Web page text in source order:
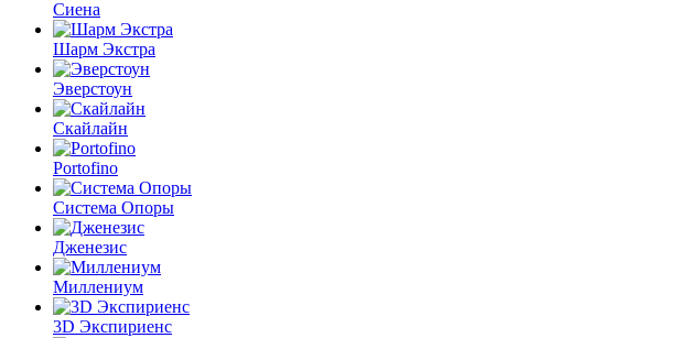
Сиена
Шарм Экстра
Эверстоун
Скайлайн
Portofino
Система Опоры
Дженезис
Миллениум
3D Экспириенс